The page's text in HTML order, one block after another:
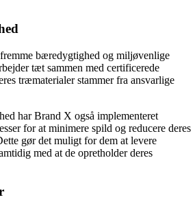
bæredygtighed og miljøvenlige
tæt sammen med certificerede
træmaterialer stammer fra ansvarlige
har Brand X også implementeret
for at minimere spild og reducere deres
gør det muligt for dem at levere
med at de opretholder deres